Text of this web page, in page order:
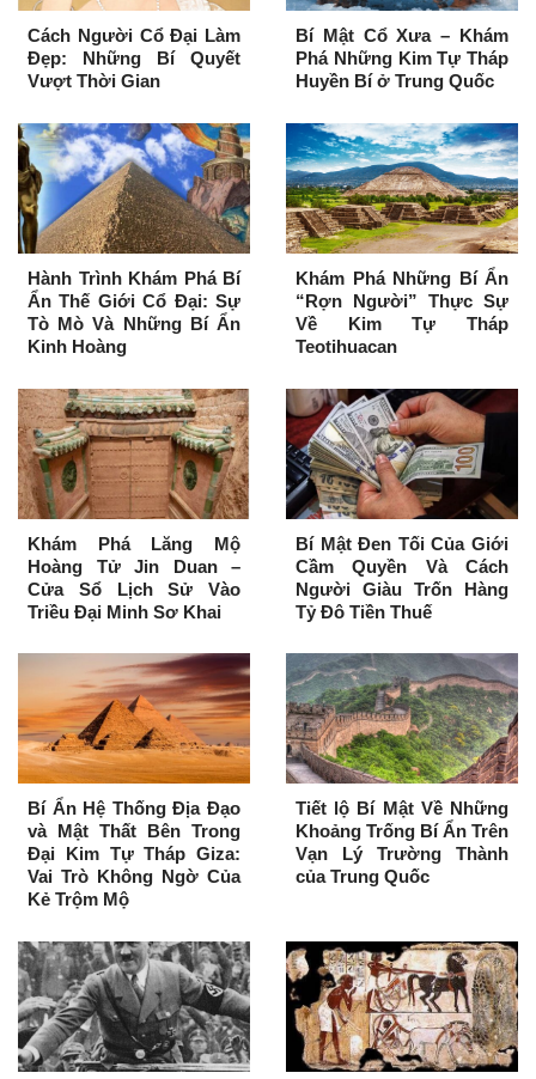
Cách Người Cổ Đại Làm
Đẹp: Những Bí Quyết
Vượt Thời Gian
Bí Mật Cổ Xưa – Khám
Phá Những Kim Tự Tháp
Huyền Bí ở Trung Quốc
Hành Trình Khám Phá Bí
Ẩn Thế Giới Cổ Đại: Sự
Tò Mò Và Những Bí Ẩn
Kinh Hoàng
Khám Phá Những Bí Ẩn
“Rợn Người” Thực Sự
Về Kim Tự Tháp
Teotihuacan
Khám Phá Lăng Mộ
Hoàng Tử Jin Duan –
Cửa Sổ Lịch Sử Vào
Triều Đại Minh Sơ Khai
Bí Mật Đen Tối Của Giới
Cầm Quyền Và Cách
Người Giàu Trốn Hàng
Tỷ Đô Tiền Thuế
Bí Ẩn Hệ Thống Địa Đạo
và Mật Thất Bên Trong
Đại Kim Tự Tháp Giza:
Vai Trò Không Ngờ Của
Kẻ Trộm Mộ
Tiết lộ Bí Mật Về Những
Khoảng Trống Bí Ẩn Trên
Vạn Lý Trường Thành
của Trung Quốc